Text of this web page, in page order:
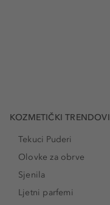
KOZMETIČKI TRENDOVI
Tekuci Puderi
Olovke za obrve
Sjenila
Ljetni parfemi